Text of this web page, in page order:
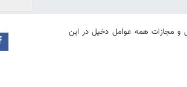
و مجازات همه عوامل دخیل در این